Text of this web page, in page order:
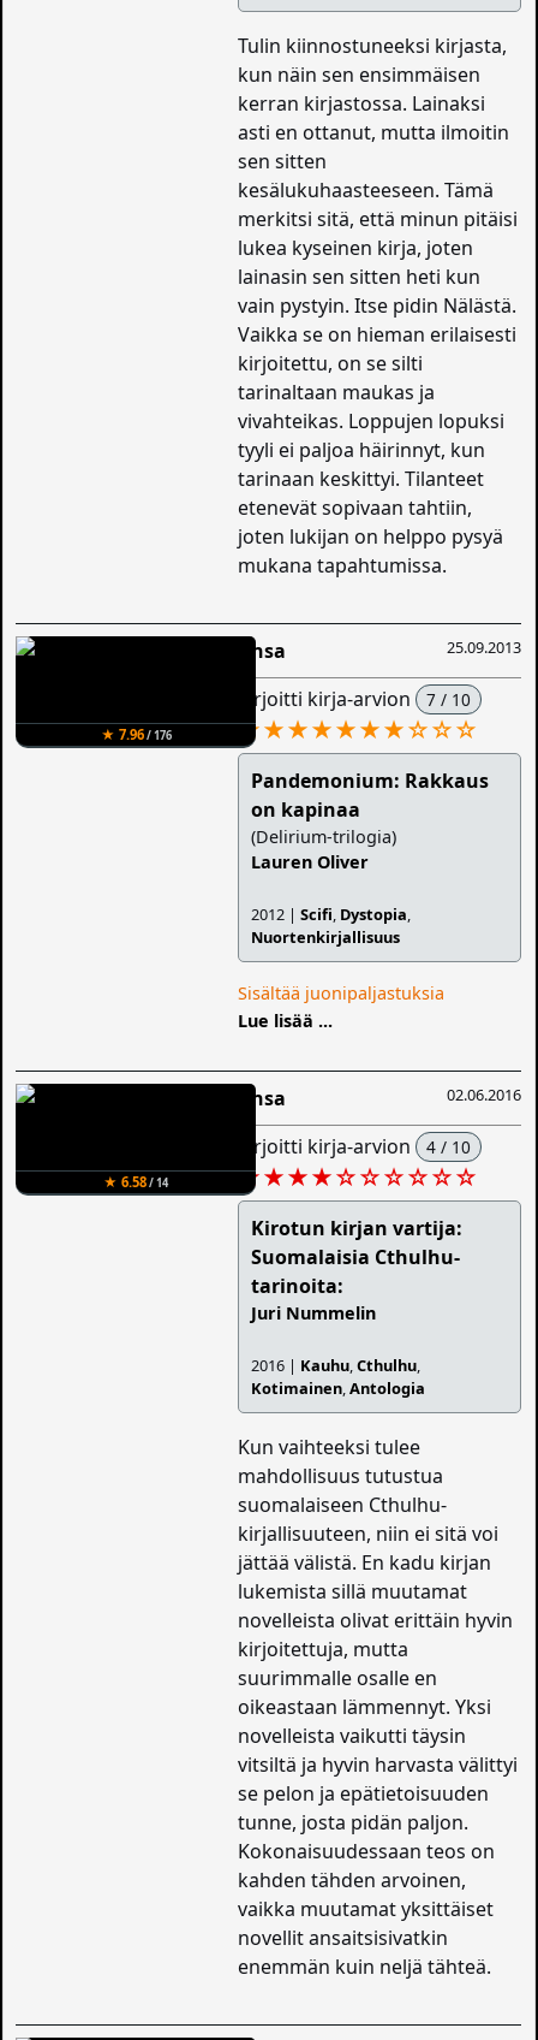
Tulin kiinnostuneeksi kirjasta,
kun näin sen ensimmäisen
kerran kirjastossa. Lainaksi
asti en ottanut, mutta ilmoitin
sen sitten
kesälukuhaasteeseen. Tämä
merkitsi sitä, että minun pitäisi
lukea kyseinen kirja, joten
lainasin sen sitten heti kun
vain pystyin. Itse pidin Nälästä.
Vaikka se on hieman erilaisesti
kirjoitettu, on se silti
tarinaltaan maukas ja
vivahteikas. Loppujen lopuksi
tyyli ei paljoa häirinnyt, kun
tarinaan keskittyi. Tilanteet
etenevät sopivaan tahtiin,
joten lukijan on helppo pysyä
mukana tapahtumissa.
★ 7.96/ 176
25.09.2013
Ansa
kirjoitti kirja-arvion 7 / 10
★★★★★★★☆☆☆
Pandemonium: Rakkaus
on kapinaa
(Delirium-trilogia)
Lauren Oliver
2012 |Scifi, Dystopia,
Nuortenkirjallisuus
Sisältää juonipaljastuksia
Lue lisää ...
★ 6.58/ 14
02.06.2016
Ansa
kirjoitti kirja-arvion 4 / 10
★★★★☆☆☆☆☆☆
Kirotun kirjan vartija:
Suomalaisia Cthulhu-
tarinoita:
Juri Nummelin
2016 | Kauhu,Cthulhu,
Kotimainen,Antologia
Kun vaihteeksi tulee
mahdollisuus tutustua
suomalaiseen Cthulhu-
kirjallisuuteen, niin ei sitä voi
jättää välistä. En kadu kirjan
lukemista sillä muutamat
novelleista olivat erittäin hyvin
kirjoitettuja, mutta
suurimmalle osalle en
oikeastaan lämmennyt. Yksi
novelleista vaikutti täysin
vitsiltä ja hyvin harvasta välittyi
se pelon ja epätietoisuuden
tunne, josta pidän paljon.
Kokonaisuudessaan teos on
kahden tähden arvoinen,
vaikka muutamat yksittäiset
novellit ansaitsisivatkin
enemmän kuin neljä tähteä.